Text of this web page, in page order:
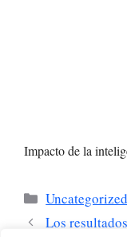
Impacto de la
Categorías
Uncategorized
Los